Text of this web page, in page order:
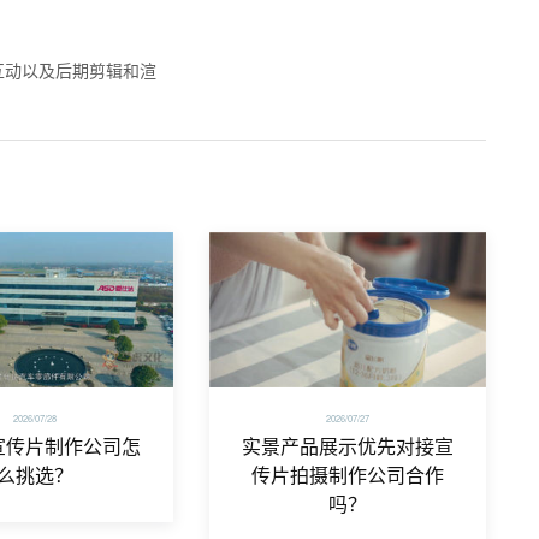
以及后期剪辑和渲
2026/07/28
片制作公司怎
挑选？
2026/07/27
实景产品展示优先对接宣
传片拍摄制作公司合作
吗？